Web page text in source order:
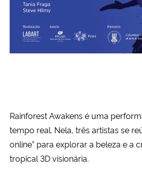
Ministério da Cidadania
Ministério da Saúde
Ministério do Meio Ambiente
Ministério do Turismo
Rainforest Awakens é uma
tempo real. Nela, três artistas se
online” para explorar a beleza e a
tropical 3D visionária.